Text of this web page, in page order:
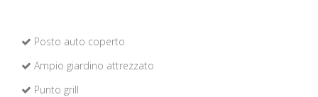
Posto auto coperto
Ampio giardino attrezzato
Punto grill